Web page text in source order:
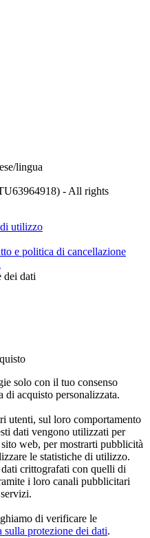
lingua
- All rights
utilizzo
e politica di cancellazione
dei dati
solo con il tuo consenso
acquisto personalizzata.
utenti, sul loro comportamento
dati vengono utilizzati per
web, per mostrarti pubblicità
le statistiche di utilizzo.
crittografati con quelli di
i loro canali pubblicitari
di verificare le
sulla protezione dei dati.